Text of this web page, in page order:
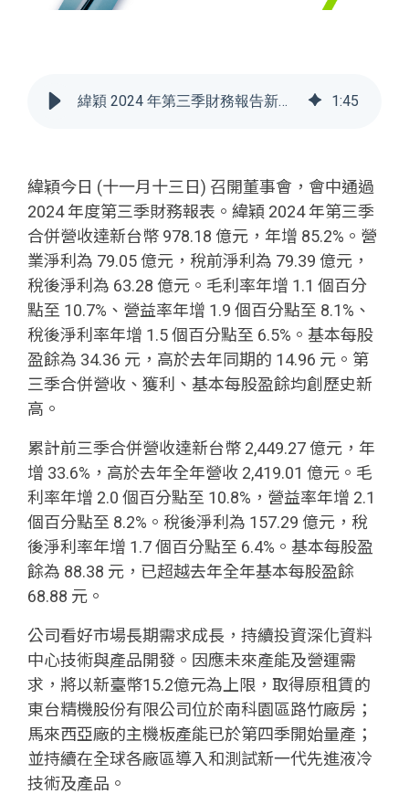
緯穎 2024 年第三季財務報告新聞稿 1:45
緯穎今日 (十一月十三日) 召開董事會，會中通過
2024 年度第三季財務報表。緯穎 2024 年第三季
合併營收達新台幣 978.18 億元，年增 85.2%。營
業淨利為 79.05 億元，稅前淨利為 79.39 億元，
稅後淨利為 63.28 億元。毛利率年增 1.1 個百分
點至 10.7%、營益率年增 1.9 個百分點至 8.1%、
稅後淨利率年增 1.5 個百分點至 6.5%。基本每股
盈餘為 34.36 元，高於去年同期的 14.96 元。第
三季合併營收、獲利、基本每股盈餘均創歷史新
高。
累計前三季合併營收達新台幣 2,449.27 億元，年
增 33.6%，高於去年全年營收 2,419.01 億元。毛
利率年增 2.0 個百分點至 10.8%，營益率年增 2.1
個百分點至 8.2%。稅後淨利為 157.29 億元，稅
後淨利率年增 1.7 個百分點至 6.4%。基本每股盈
餘為 88.38 元，已超越去年全年基本每股盈餘
68.88 元。
公司看好市場長期需求成長，持續投資深化資料
中心技術與產品開發。因應未來產能及營運需
求，將以新臺幣15.2億元為上限，取得原租賃的
東台精機股份有限公司位於南科園區路竹廠房；
馬來西亞廠的主機板產能已於第四季開始量產；
並持續在全球各廠區導入和測試新一代先進液冷
技術及產品。